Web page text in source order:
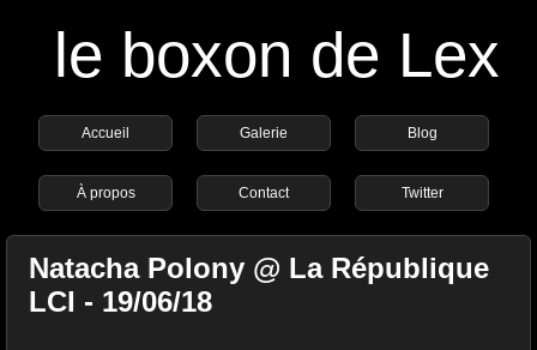
le boxon de Lex
Accueil Galerie Blog
À propos Contact Twitter
Natacha Polony @ La République
LCI - 19/06/18